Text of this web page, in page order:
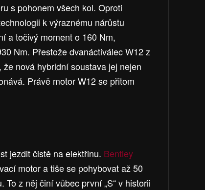
s pohonem všech kol. Oproti
k výraznému nárůstu
a točivý moment o 160 Nm,
Nm. Přestože dvanáctiválec W12 z
nová hybridní soustava jej nejen
Právě motor W12 se přitom
jezdit čistě na elektřinu. Bentley
motor a tiše se pohybovat až 50
z něj činí vůbec první „S“ v historii